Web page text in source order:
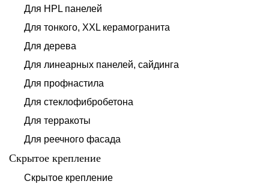
Для HPL панелей
Для тонкого, XXL керамогранита
Для дерева
Для линеарных панелей, сайдинга
Для профнастила
Для стеклофибробетона
Для терракоты
Для реечного фасада
Скрытое крепление
Скрытое крепление